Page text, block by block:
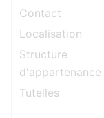
Contact
Localisation
Structure
d'appartenance
Tutelles